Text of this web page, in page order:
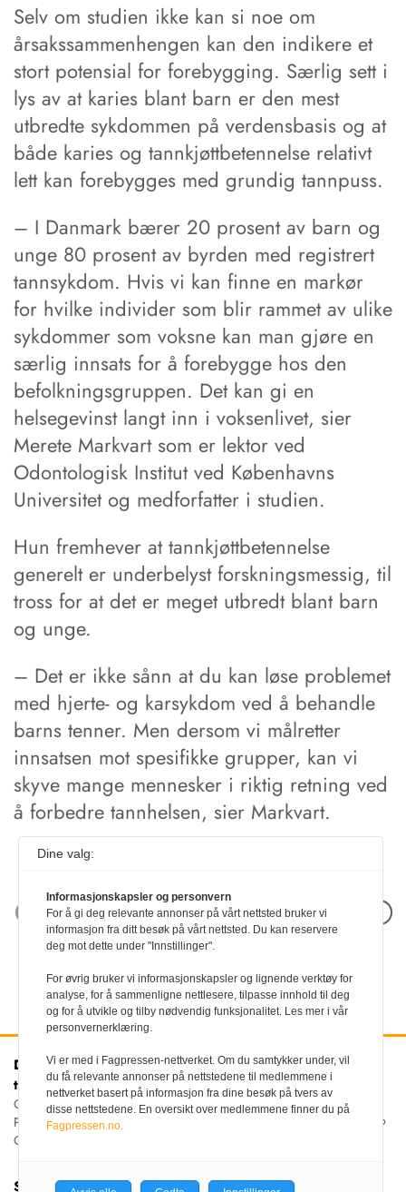
Selv om studien ikke kan si noe om
årsakssammenhengen kan den indikere et
stort potensial for forebygging. Særlig sett i
lys av at karies blant barn er den mest
utbredte sykdommen på verdensbasis og at
både karies og tannkjøttbetennelse relativt
lett kan forebygges med grundig tannpuss.
– I Danmark bærer 20 prosent av barn og
unge 80 prosent av byrden med registrert
tannsykdom. Hvis vi kan finne en markør
for hvilke individer som blir rammet av ulike
sykdommer som voksne kan man gjøre en
særlig innsats for å forebygge hos den
befolkningsgruppen. Det kan gi en
helsegevinst langt inn i voksenlivet, sier
Merete Markvart som er lektor ved
Odontologisk Institut ved Københavns
Universitet og medforfatter i studien.
Hun fremhever at tannkjøttbetennelse
generelt er underbelyst forskningsmessig, til
tross for at det er meget utbredt blant barn
og unge.
– Det er ikke sånn at du kan løse problemet
med hjerte- og karsykdom ved å behandle
barns tenner. Men dersom vi målretter
innsatsen mot spesifikke grupper, kan vi
skyve mange mennesker i riktig retning ved
å forbedre tannhelsen, sier Markvart.
Neste artikkel
Den norske
tannlegeforenings Tidende
Christiania Torv 5, 0158 Oslo
Postboks 2073 Vika, 0125
OSLO
Kontakt oss
Tlf:22 54 74 00
E-post:
tidende@tannlegeforeningen.no
Sjefredaktør
Dine valg:
Informasjonskapsler og personvern
For å gi deg relevante annonser på vårt nettsted bruker vi
informasjon fra ditt besøk på vårt nettsted. Du kan reservere
deg mot dette under "Innstillinger".
For øvrig bruker vi informasjonskapsler og lignende verktøy for
analyse, for å sammenligne nettlesere, tilpasse innhold til deg
og for å utvikle og tilby nødvendig funksjonalitet. Les mer i vår
personvernerklæring.
Vi er med i Fagpressen-nettverket. Om du samtykker under, vil
du få relevante annonser på nettstedene til medlemmene i
nettverket basert på informasjon fra dine besøk på tvers av
disse nettstedene. En oversikt over medlemmene finner du på
Fagpressen.no.